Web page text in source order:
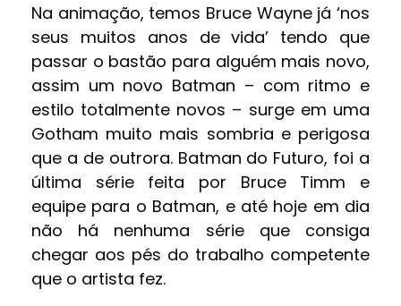
Na animação, temos Bruce Wayne já ‘nos
seus muitos anos de vida’ tendo que
passar o bastão para alguém mais novo,
assim um novo Batman – com ritmo e
estilo totalmente novos – surge em uma
Gotham muito mais sombria e perigosa
que a de outrora. Batman do Futuro, foi a
última série feita por Bruce Timm e
equipe para o Batman, e até hoje em dia
não há nenhuma série que consiga
chegar aos pés do trabalho competente
que o artista fez.